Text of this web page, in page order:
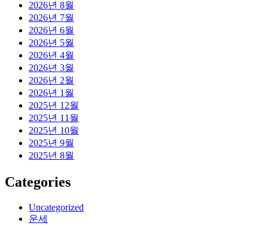
2026년 8월
2026년 7월
2026년 6월
2026년 5월
2026년 4월
2026년 3월
2026년 2월
2026년 1월
2025년 12월
2025년 11월
2025년 10월
2025년 9월
2025년 8월
Categories
Uncategorized
운세